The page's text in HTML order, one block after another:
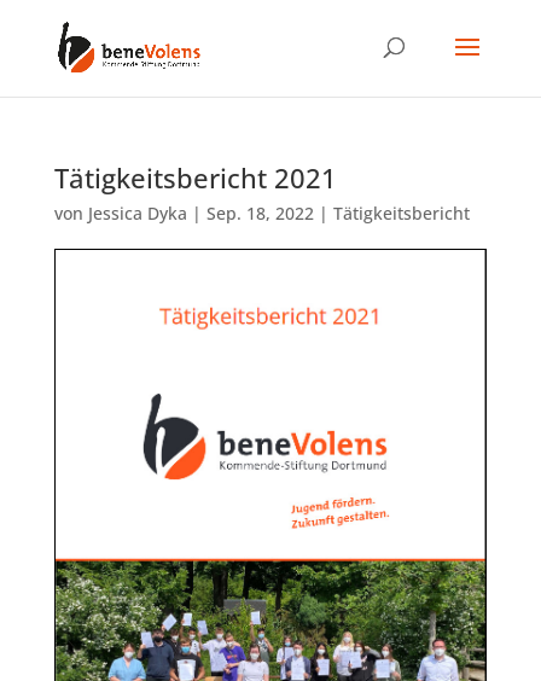
Tätigkeitsbericht 2021
von Jessica Dyka | Sep. 18, 2022| Tätigkeitsbericht